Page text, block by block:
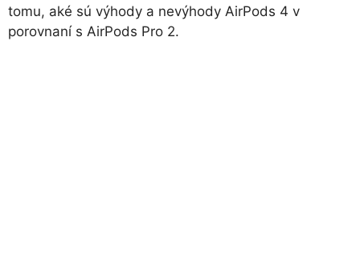
tomu, aké sú výhody a nevýhody AirPods 4 v
porovnaní s AirPods Pro 2.